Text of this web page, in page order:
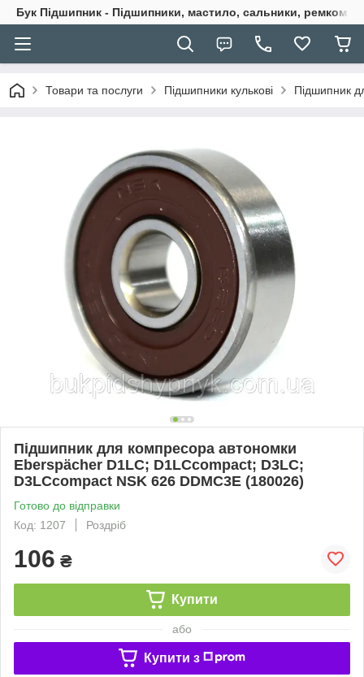
Бук Підшипник - Підшипники, мастило, сальники,
Товари та послуги Підшипники кулькові Підшипник
Підшипник для компресора автономки
Eberspächer D1LC; D1LCcompact; D3LC;
D3LCcompact NSK 626 DDMC3E (180026)
Готово до відправки
Код: 1207
Роздріб
106 ₴
Купити
або
Купити з